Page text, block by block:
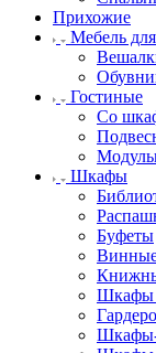
Прихожие
Мебель
Гостиные
Со
Шкафы
Буфеты
Шкафы